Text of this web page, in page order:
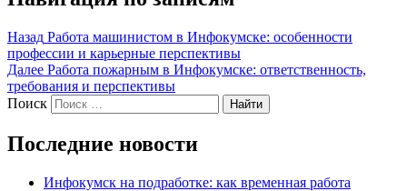
Назад Работа машинистом в Инфокумске: особенности
профессии и карьерные перспективы
Далее Работа пожарным в Инфокумске: ответственность,
требования и перспективы
Поиск
Найти
Последние новости
Инфокумск на подработке: как временная работа